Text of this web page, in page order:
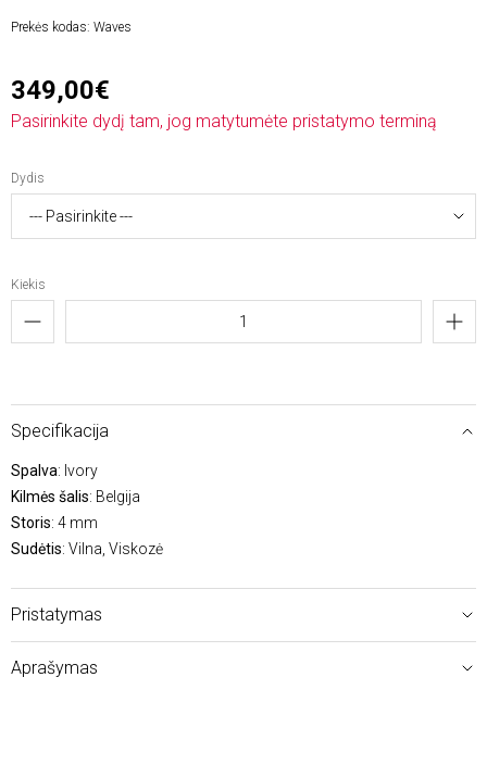
Prekės kodas: Waves
349,00€
Pasirinkite dydį tam, jog matytumėte pristatymo terminą
Dydis
Kiekis
Specifikacija
Spalva: Ivory
Kilmės šalis: Belgija
Storis: 4 mm
Sudėtis: Vilna, Viskozė
Pristatymas
Aprašymas